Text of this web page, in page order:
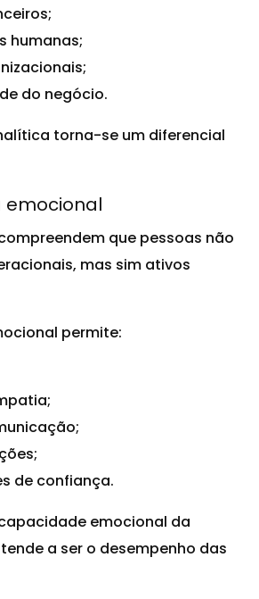
humanas;
do negócio.
torna-se um diferencial
emocional
que pessoas não
mas sim ativos
permite:
de confiança.
emocional da
a ser o desempenho das